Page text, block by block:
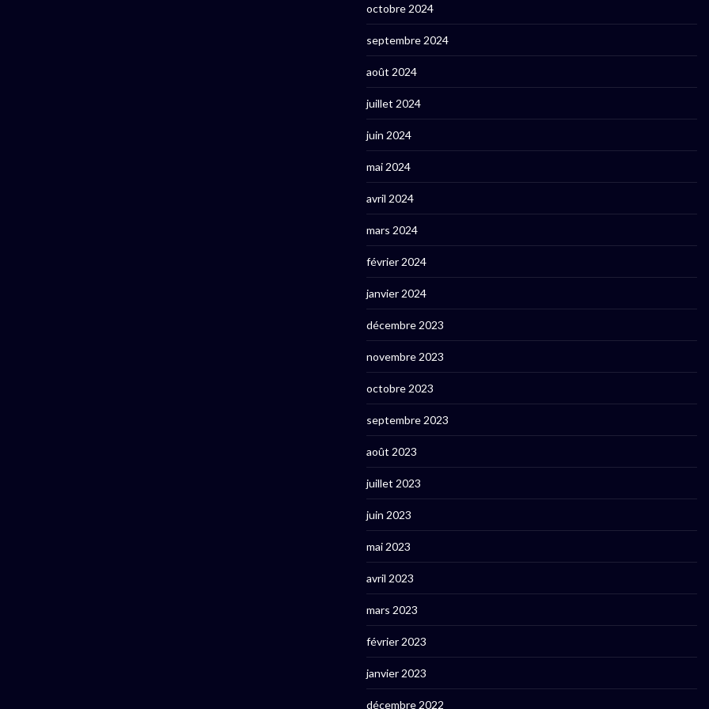
octobre 2024
septembre 2024
août 2024
juillet 2024
juin 2024
mai 2024
avril 2024
mars 2024
février 2024
janvier 2024
décembre 2023
novembre 2023
octobre 2023
septembre 2023
août 2023
juillet 2023
juin 2023
mai 2023
avril 2023
mars 2023
février 2023
janvier 2023
décembre 2022